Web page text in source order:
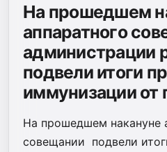
На прошедшем
аппаратного
администрации
подвели итоги
иммунизации от
На прошедшем накануне
совещании подвели